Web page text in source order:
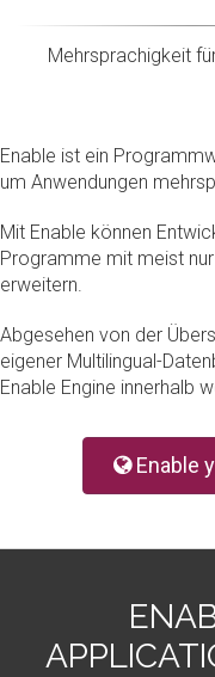
Mehrsprachigkeit
Enable ist ein
um Anwendungen
Mit Enable können
Programme mit meist
erweitern.
Abgesehen von der
eigener Multilingual-
Enable Engine innerhalb
Enable